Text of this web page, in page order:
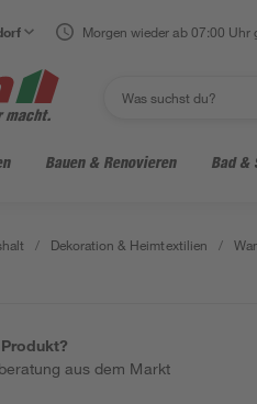
Morgen wieder ab 07:00 Uhr
Bauen & Renovieren Bad &
/ Dekoration & Heimtextilien /
aus dem Markt